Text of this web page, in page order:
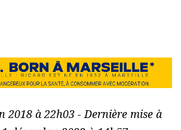
2018 à 22h03 - Dernière mise à